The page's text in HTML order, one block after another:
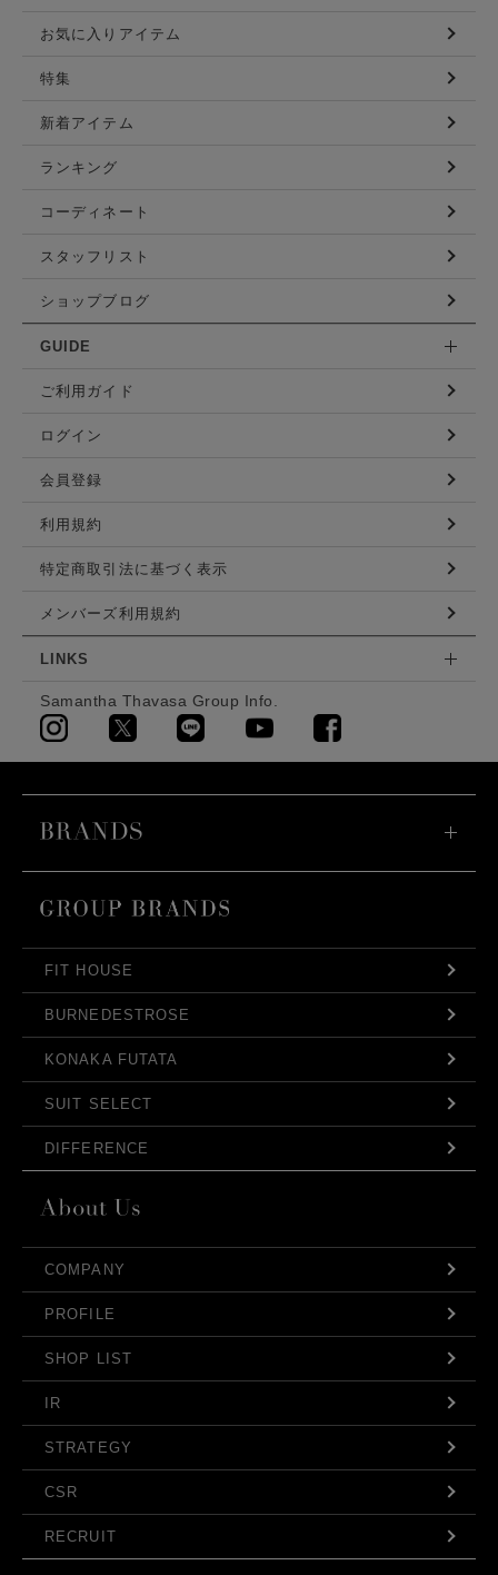
お気に入りアイテム
特集
新着アイテム
ランキング
コーディネート
スタッフリスト
ショップブログ
GUIDE
ご利用ガイド
ログイン
会員登録
利用規約
特定商取引法に基づく表示
メンバーズ利用規約
LINKS
Samantha Thavasa Group Info.
FIT HOUSE
BURNEDESTROSE
KONAKA FUTATA
SUIT SELECT
DIFFERENCE
COMPANY
PROFILE
SHOP LIST
IR
STRATEGY
CSR
RECRUIT